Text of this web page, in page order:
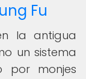
Fu
la antigua
un sistema
por monjes